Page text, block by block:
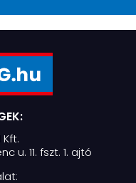
Kft.
u. 11. fszt. 1. ajtó